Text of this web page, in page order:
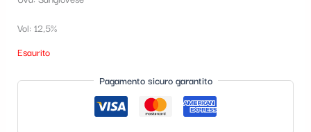
Vol: 12,5%
Esaurito
Pagamento sicuro garantito
a
t
e